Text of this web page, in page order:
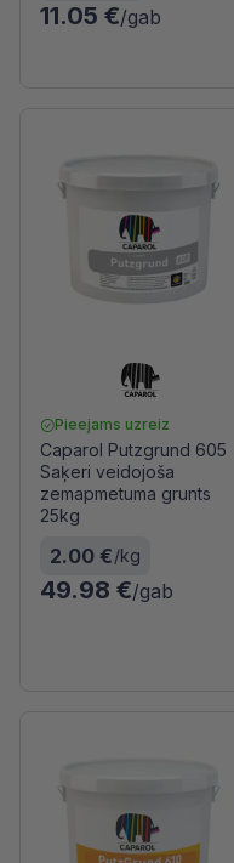
11.05 €/gab
Pieejams uzreiz
Caparol Putzgrund 605
Saķeri veidojoša
zemapmetuma grunts
25kg
2.00 €/kg
49.98 €/gab